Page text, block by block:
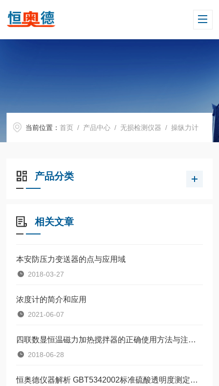
当前位置：首页 / 产品中心 / 无损检测仪器 /操纵力计
产品分类
相关文章
本安防压力变送器的点与应用域
2018-03-27
浓度计的简介和应用
2021-06-07
四联数显恒温磁力加热搅拌器的正确使用方法与注意事项
2018-06-28
恒奥德仪器解析 GBT5342002标准硫酸透明度测定仪的操作原理